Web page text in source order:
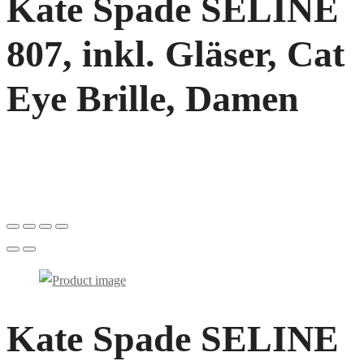
Kate Spade SELINE
807, inkl. Gläser, Cat
Eye Brille, Damen
Kate Spade SELINE